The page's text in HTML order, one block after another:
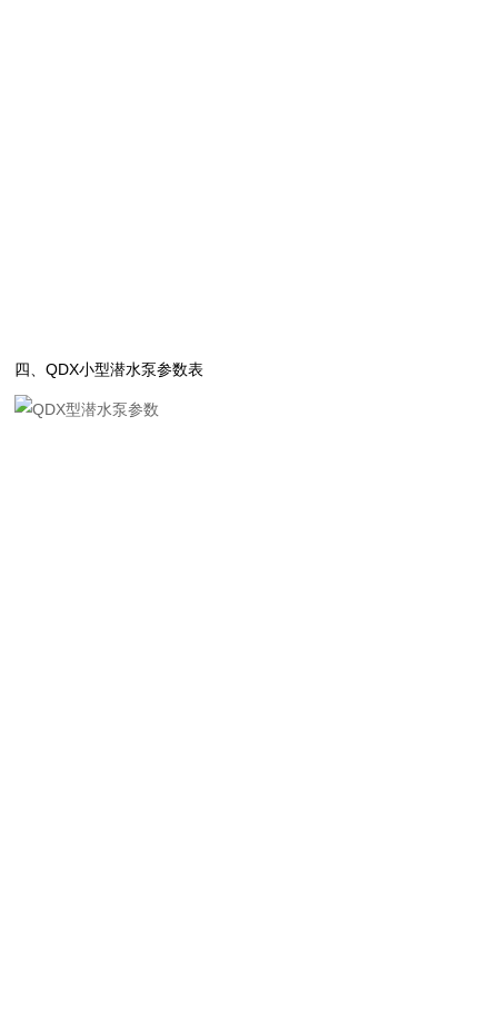
四、QDX小型潜水泵参数表